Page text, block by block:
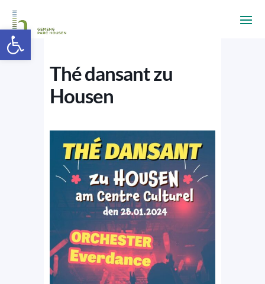
Thé dansant zu
Housen
Ouvrir la barre d’outils